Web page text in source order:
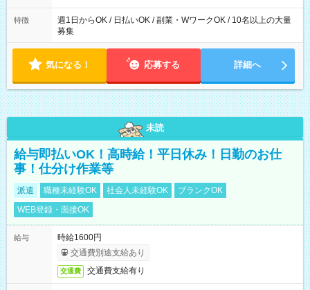
特徴
週1日からOK / 日払いOK / 副業・WワークOK / 10名以上の大量
募集
気になる！ 応募する 詳細へ
未読
給与即払いOK！高時給！平日休み！日勤のお仕
事！仕分け作業等
派遣 職種未経験OK 社会人未経験OK
ブランクOK
WEB登録・面接OK
給与
時給1600円
交通費別途支給あり
交通費 交通費支給有り